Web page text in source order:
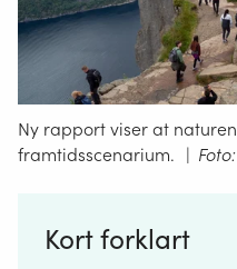
Ny rapport viser at
framtidsscenarium. |
Kort forklart